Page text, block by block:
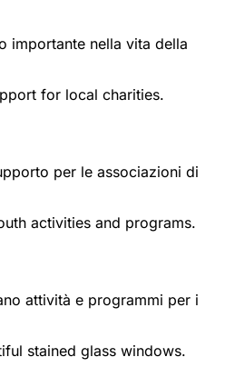
importante nella vita della
for local charities.
per le associazioni di
activities and programs.
attività e programmi per i
stained glass windows.